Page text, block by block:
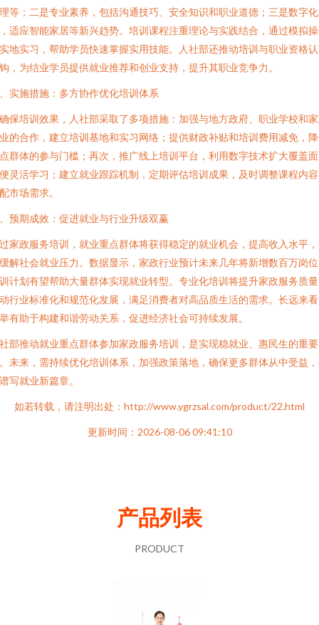
等；二是专业素养，包括沟通技巧、安全知识和职业道德；三是数字
适应智能家居等新兴趋势。培训课程注重理论与实践结合，通过模拟
地实习，帮助学员快速掌握实用技能。人社部还推动培训与职业资格
，为结业学员提供就业推荐和创业支持，提升其职业竞争力。
实施措施：多方协作优化培训体系
保培训效果，人社部采取了多项措施：加强与地方政府、职业学校和
的合作，建立培训基地和实习网络；提供财政补贴和培训费用减免，
群体的参与门槛；再次，推广线上培训平台，利用数字技术扩大覆盖
灵活学习；建立就业跟踪机制，定期评估培训成果，及时调整课程内
市场需求。
预期成效：促进就业与行业升级双赢
家政服务培训，就业重点群体将获得稳定的就业机会，提高收入水平
解社会就业压力。数据显示，家政行业预计未来几年将新增数百万岗
计划有望帮助大量群体实现就业转型。专业化培训将提升家政服务质
行业标准化和规范化发展，满足消费者对高品质生活的需求。长远来
有助于构建和谐劳动关系，促进经济社会可持续发展。
部推动就业重点群体参加家政服务培训，是实现稳就业、惠民生的重
未来，需持续优化培训体系，加强政策落地，确保更多群体从中受益
写就业新篇章。
如若转载，请注明出处：http://www.ygrzsal.com/product/22.html
更新时间：2026-08-06 09:41:10
产品列表
PRODUCT